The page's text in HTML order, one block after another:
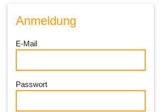
Anmeldung
E-Mail
Passwort